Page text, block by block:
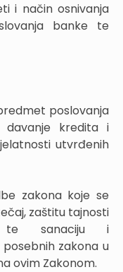
i način osnivanja
banke te
poslovanja
davanje kredita i
utvrđenih
zakona koje se
zaštitu tajnosti
te sanaciju i
zakona u
ovim Zakonom.